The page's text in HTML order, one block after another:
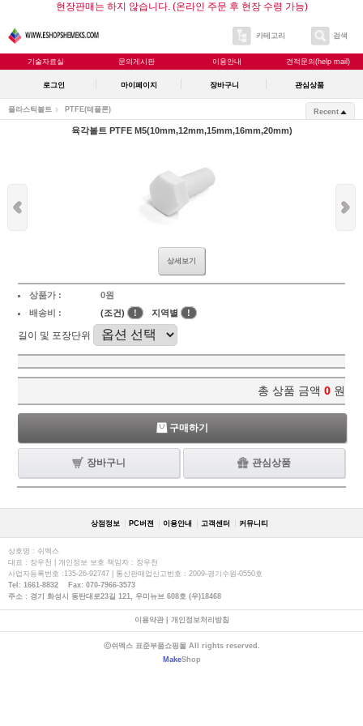
현장판매는 하지 않습니다. (온라인 주문 후 현장 수령 가능)
카테고리 검색
기술자료실 문의게시판 이용안내 견적문의(help mail)
로그인 마이페이지 장바구니 관심상품
플라스틱볼트 PTFE(테플론) Recent
육각볼트 PTFE M5(10mm,12mm,15mm,16mm,20mm)
상세보기
상품가 :
0원
배송비 :
(조건) ! 지역별 !
길이 및 포장단위
총 상품 금액 0 원
구매하기
장바구니 관심상품
상점정보 PC버젼 이용안내 고객센터 커뮤니티
상호명 : 쉬멕스
대표 : 장우천 | 개인정보 보호 책임자 : 장우천
사업자등록번호 :135-26-92747 | 통신판매업신고번호 : 2009-경기수원-0550호
Tel: 1661-8832 Fax: 070-7966-3573
주소 : 경기 화성시 동탄대로23길 121, 우미뉴브 608호 (우)18468
이용약관| 개인정보처리방침
ⓒ쉬멕스 표준부품쇼핑몰 All rights reserved.
MakeShop